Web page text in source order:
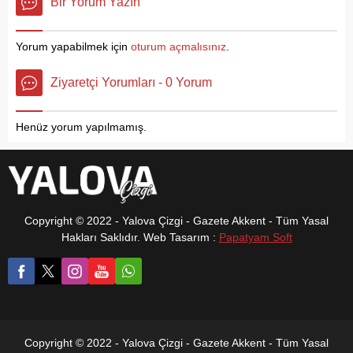
Mavi listeden CHP Yalova İl
Başkanlığına aday oluyor.
daha da güçlendiriyor. Elini
sahadayız.” diyerek
Yorum yapabilmek için oturum açmalısınız
Ziyaretçi Yorumları - 0 Yorum
Henüz yorum yapılmamış.
Copyright © 2022 - Yalova Çizgi - Gazete Akkent - Tüm Yasal
Hakları Saklıdır. Web Tasarım : Papatyam Soft
Copyright © 2022 - Yalova Çizgi - Gazete Akkent - Tüm Yasal